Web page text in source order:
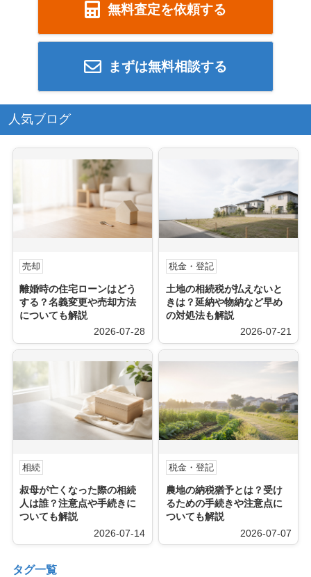
無料査定を依頼する
まずは無料相談する
人気ブログ
売却
離婚時の住宅ローンはどう
する？名義変更や売却方法
についても解説
2026-07-28
税金・登記
土地の相続税が払えないと
きは？延納や物納など早め
の対処法も解説
2026-07-21
相続
叔母が亡くなった際の相続
人は誰？注意点や手続きに
ついても解説
2026-07-14
税金・登記
農地の納税猶予とは？受け
るための手続きや注意点に
ついても解説
2026-07-07
タグ一覧